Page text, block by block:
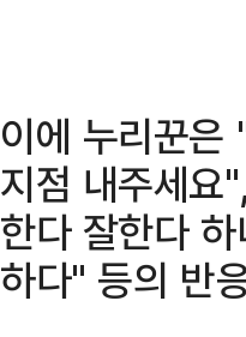
이에 누리꾼은
지점 내주세요
한다 잘한다
하다" 등의 반